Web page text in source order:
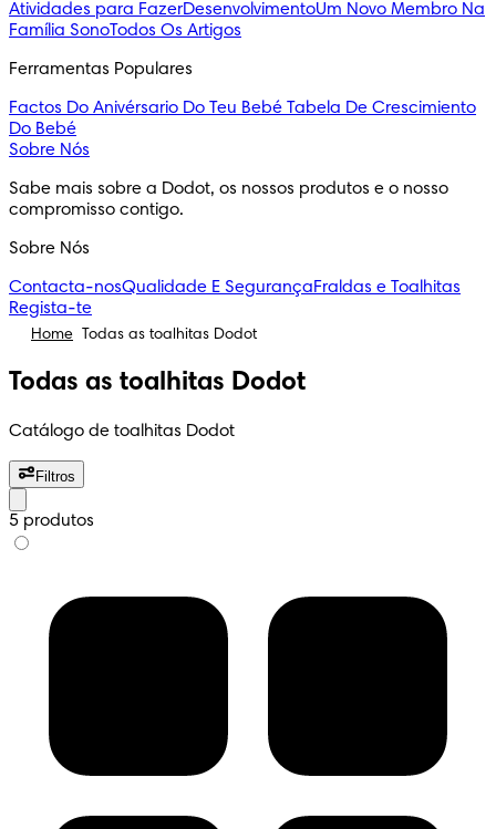
Atividades para FazerDesenvolvimentoUm Novo Membro Na
Família SonoTodos Os Artigos
Ferramentas Populares
Factos Do Anivérsario Do Teu Bebé Tabela De Crescimiento
Do Bebé
Sobre Nós
Sabe mais sobre a Dodot, os nossos produtos e o nosso
compromisso contigo.
Sobre Nós
Contacta-nosQualidade E SegurançaFraldas e Toalhitas
Regista-te
Home Todas as toalhitas Dodot
Todas as toalhitas Dodot
Catálogo de toalhitas Dodot
Filtros
5 produtos